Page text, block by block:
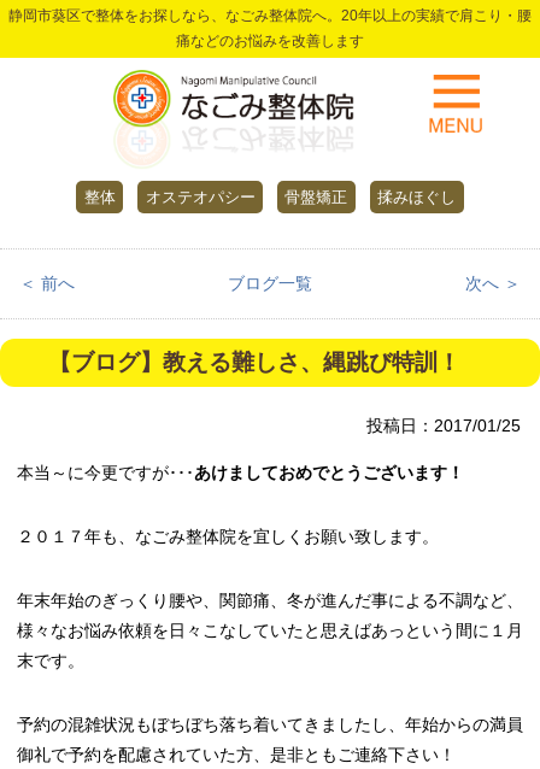
静岡市葵区で整体をお探しなら、なごみ整体院へ。20年以上の実績で肩こり・腰
痛などのお悩みを改善します
整体 オステオパシー 骨盤矯正 揉みほぐし
＜ 前へ ブログ一覧 次へ ＞
【ブログ】教える難しさ、縄跳び特訓！
投稿日：2017/01/25
本当～に今更ですが･･･あけましておめでとうございます！
２０１７年も、なごみ整体院を宜しくお願い致します。
年末年始のぎっくり腰や、関節痛、冬が進んだ事による不調など、
様々なお悩み依頼を日々こなしていたと思えばあっという間に１月
末です。
予約の混雑状況もぼちぼち落ち着いてきましたし、年始からの満員
御礼で予約を配慮されていた方、是非ともご連絡下さい！